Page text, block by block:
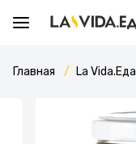
Главная La Vida.Еда